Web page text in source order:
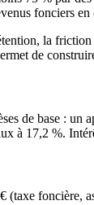
fonciers en
la
de
de base :
à 17,2 %.
foncière,